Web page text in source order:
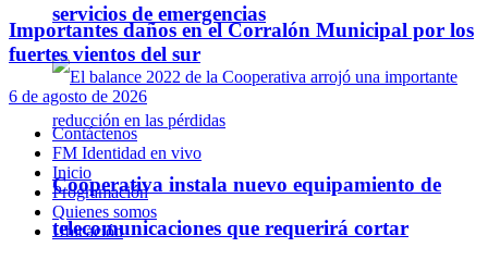
servicios de emergencias
Cooperativa instala nuevo equipamiento de
telecomunicaciones que requerirá cortar
Importantes daños en el Corralón Municipal por los
fuertes vientos del sur
6 de agosto de 2026
Contáctenos
FM Identidad en vivo
Inicio
Programación
Quienes somos
Ubicación